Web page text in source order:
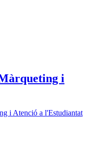
i
i Atenció a l'Estudiantat